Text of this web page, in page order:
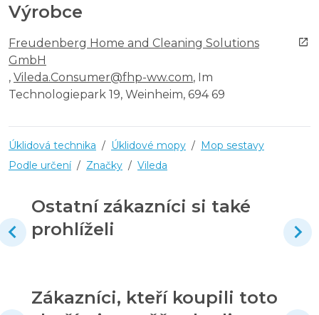
Výrobce
Freudenberg Home and Cleaning Solutions
GmbH
, Vileda.Consumer@fhp-ww.com, Im
Technologiepark 19, Weinheim, 694 69
Úklidová technika / Úklidové mopy / Mop sestavy
Podle určení / Značky / Vileda
Ostatní zákazníci si také
prohlíželi
Zákazníci, kteří koupili toto